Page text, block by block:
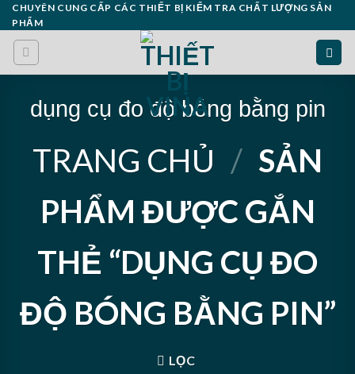
Skip
to
content
CHUYÊN CUNG CẤP CÁC THIẾT BỊ KIỂM TRA CHẤT LƯỢNG SẢN
PHẨM
dụng cụ đo độ bóng bằng pin
TRANG CHỦ / SẢN
PHẨM ĐƯỢC GẮN
THẺ “DỤNG CỤ ĐO
ĐỘ BÓNG BẰNG PIN”
LỌC